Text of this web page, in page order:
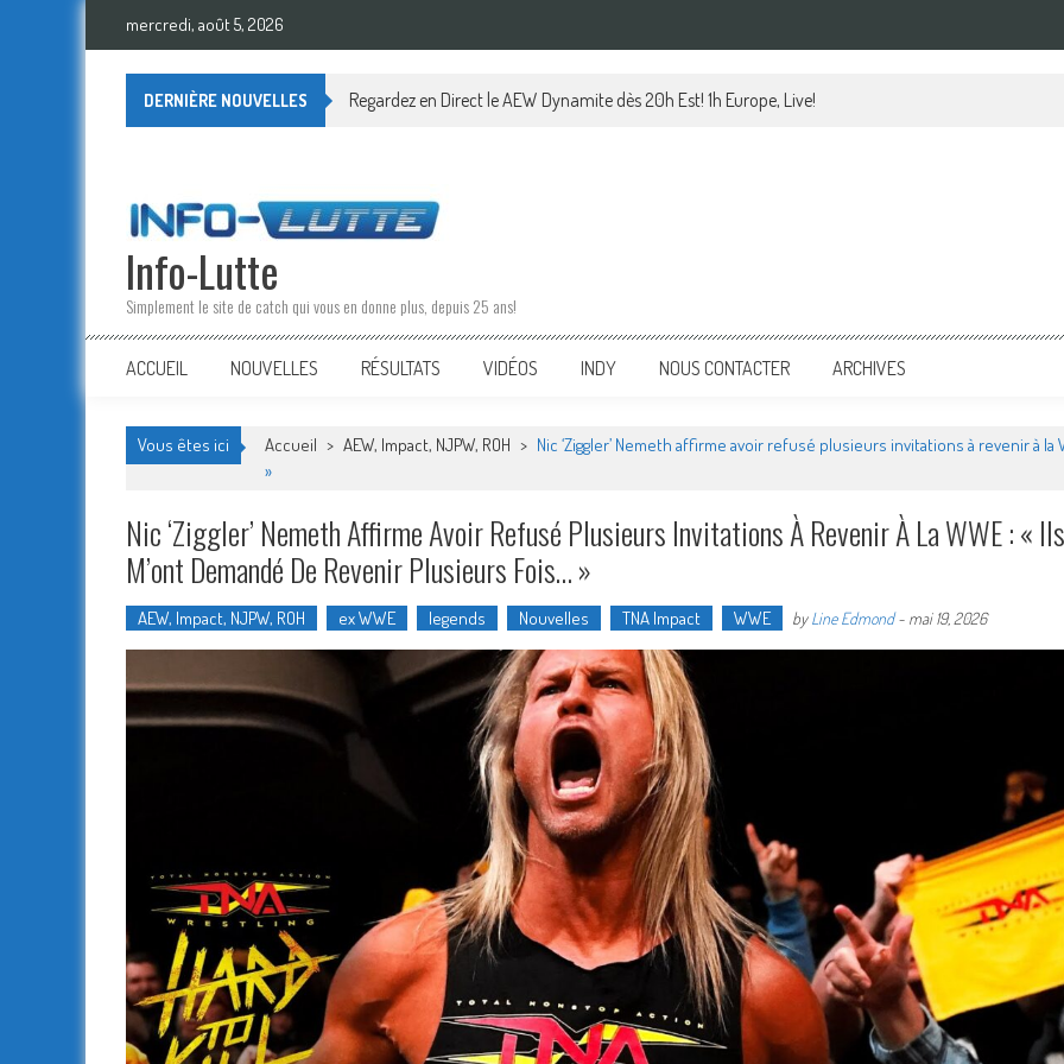
Skip
mercredi, août 5, 2026
DERNIÈRE NOUVELLES Regardez en Direct le AEW Dynamite dès 20h Est! 1h Europe, Live!
Info-Lutte
Simplement le site de catch qui vous en donne plus, depuis 25 ans!
ACCUEIL NOUVELLES RÉSULTATS VIDÉOS INDY NOUS CONTACTER ARCHIVES
Vous êtes ici Accueil > AEW, Impact, NJPW, ROH > Nic ‘Ziggler’ Nemeth affirme avoir refusé plusieurs invitations à revenir à
»
Nic ‘Ziggler’ Nemeth Affirme Avoir Refusé Plusieurs Invitations À Revenir À La WWE : « Ils
M’ont Demandé De Revenir Plusieurs Fois… »
AEW, Impact, NJPW, ROH ex WWE legends Nouvelles TNA Impact WWE byLine Edmond- mai 19, 2026